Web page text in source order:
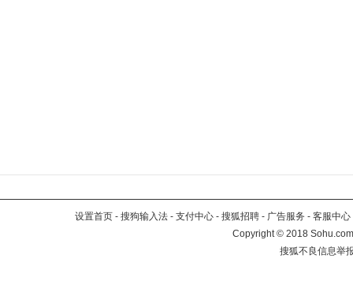
设置首页 - 搜狗输入法 - 支付中心 - 搜狐招聘 - 广告服务 - 客服中心
Copyright©2018
搜狐不良信息举